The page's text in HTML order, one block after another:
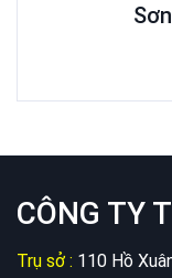
CÔNG TY
Trụ sở : 110 Hồ